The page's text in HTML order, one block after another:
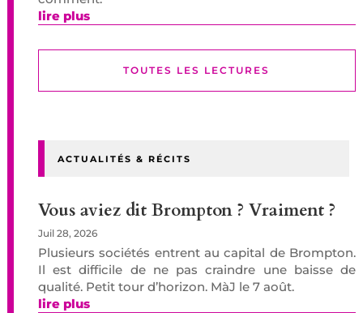
lire plus
TOUTES LES LECTURES
ACTUALITÉS & RÉCITS
Vous aviez dit Brompton ? Vraiment ?
Juil 28, 2026
Plusieurs sociétés entrent au capital de Brompton.
Il est difficile de ne pas craindre une baisse de
qualité. Petit tour d’horizon. MàJ le 7 août.
lire plus